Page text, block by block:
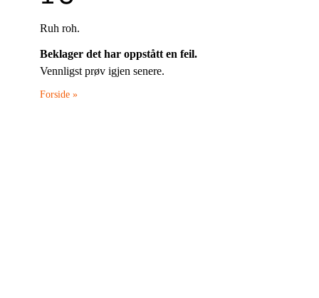
Ruh roh.
Beklager det har oppstått en feil.
Vennligst prøv igjen senere.
Forside »